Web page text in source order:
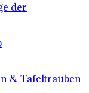
der
& Tafeltrauben